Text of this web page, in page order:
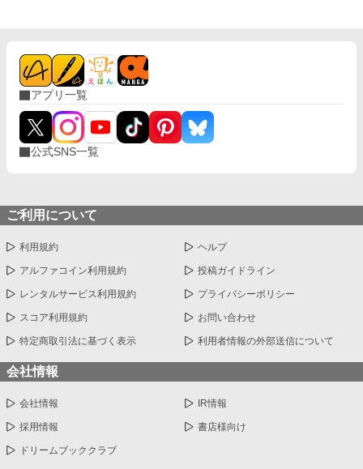
編、科学技術重視への転換を推進する。同時に南方占領地では、
単なる軍事支配ではなく将来的な独立を見据えた新秩序の構築を
模索し始める。 戦線が拡大する中、大瀬は日本が生き残るための
国家戦略を練り上げ、1942年3月、帝国の進むべき道を問う一大
構想を動かし始める。これは戦争に勝つためではなく、日本とい
う国家を未来へ存続させるための戦いの始まりであった。
アプリ一覧
公式SNS一覧
ご利用について
利用規約 ヘルプ
アルファコイン利用規約 投稿ガイドライン
レンタルサービス利用規約 プライバシーポリシー
スコア利用規約 お問い合わせ
特定商取引法に基づく表示 利用者情報の外部送信について
会社情報
会社情報 IR情報
採用情報 書店様向け
ドリームブッククラブ